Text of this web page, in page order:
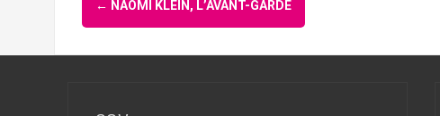
d'article
← NAOMI KLEIN, L’AVANT-GARDE